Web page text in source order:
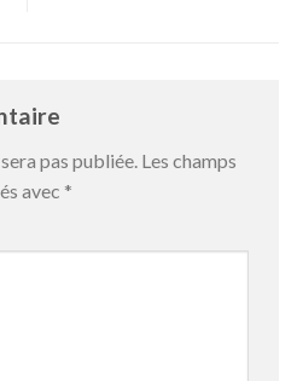
pas publiée. Les champs
avec *